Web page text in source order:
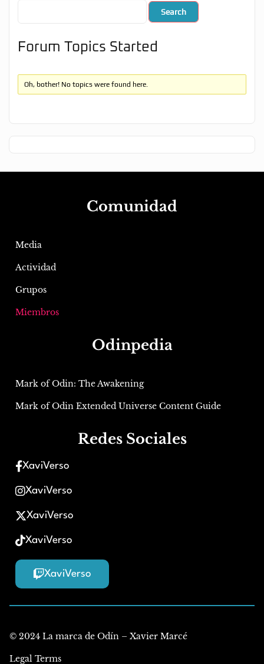
Forum Topics Started
Oh, bother! No topics were found here.
Comunidad
Media
Actividad
Grupos
Miembros
Odinpedia
Mark of Odin: The Awakening
Mark of Odin Extended Universe Content Guide
Redes Sociales
XaviVerso
XaviVerso
XaviVerso
XaviVerso
XaviVerso
© 2024 La marca de Odín – Xavier Marcé
Legal Terms